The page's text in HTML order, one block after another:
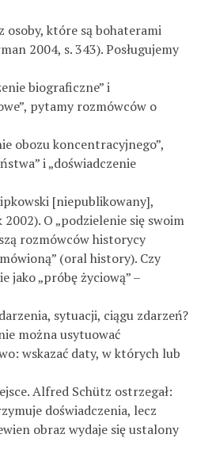
osoby, które są bohaterami
2004, s. 343). Posługujemy
biograficzne” i
pytamy rozmówców o
obozu koncentracyjnego”,
i „doświadczenie
[niepublikowany],
2002). O „podzielenie się swoim
rozmówców historycy
(oral history). Czy
jako „próbę życiową” –
sytuacji, ciągu zdarzeń?
można usytuować
wskazać daty, w których lub
Alfred Schütz ostrzegał:
doświadczenia, lecz
obraz wydaje się ustalony